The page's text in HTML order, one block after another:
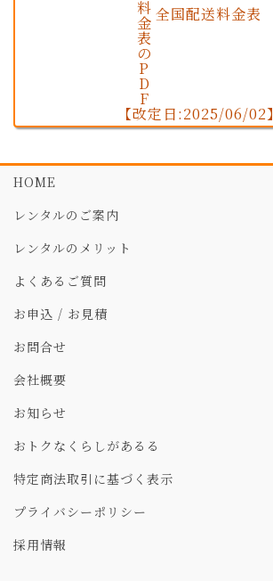
全国配送料金表
【改定日:2025/06/02】
HOME
レンタルのご案内
レンタルのメリット
よくあるご質問
お申込 / お見積
お問合せ
会社概要
お知らせ
おトクなくらしがあるる
特定商法取引に基づく表示
プライバシーポリシー
採用情報